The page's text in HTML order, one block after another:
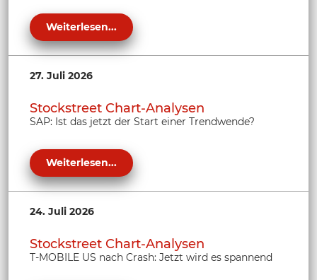
Weiterlesen...
27. Juli 2026
Stockstreet Chart-Analysen
SAP: Ist das jetzt der Start einer Trendwende?
Weiterlesen...
24. Juli 2026
Stockstreet Chart-Analysen
T-MOBILE US nach Crash: Jetzt wird es spannend